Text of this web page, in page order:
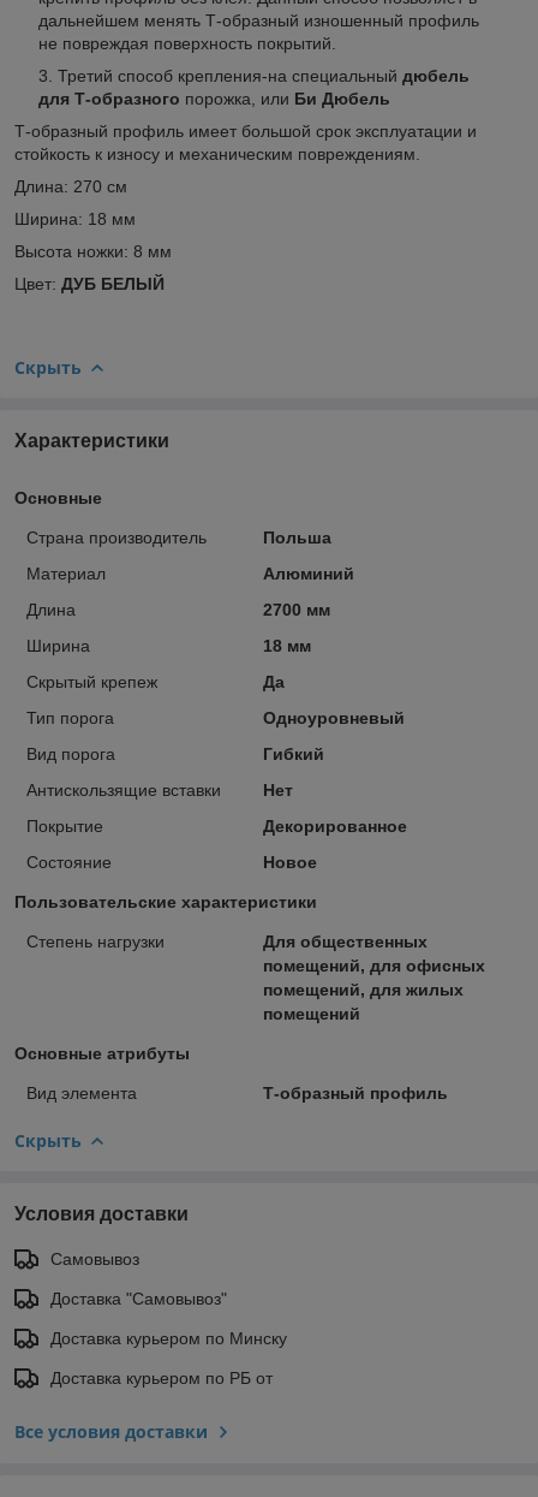
дальнейшем менять Т-образный изношенный профиль
не повреждая поверхность покрытий.
Третий способ крепления-на специальный дюбель
для Т-образного порожка, или Би Дюбель
Т-образный профиль имеет большой срок эксплуатации и
стойкость к износу и механическим повреждениям.
Длина: 270 см
Ширина: 18 мм
Высота ножки: 8 мм
Цвет: ДУБ БЕЛЫЙ
Скрыть
Характеристики
Основные
Страна производитель
Польша
Материал
Алюминий
Длина
2700 мм
Ширина
18 мм
Скрытый крепеж
Да
Тип порога
Одноуровневый
Вид порога
Гибкий
Антискользящие вставки
Нет
Покрытие
Декорированное
Состояние
Новое
Пользовательские характеристики
Степень нагрузки
Для общественных
помещений, для офисных
помещений, для жилых
помещений
Основные атрибуты
Вид элемента Т-образный профиль
Скрыть
Условия доставки
Самовывоз
Доставка "Самовывоз"
Доставка курьером по Минску
Доставка курьером по РБ от
Все условия доставки